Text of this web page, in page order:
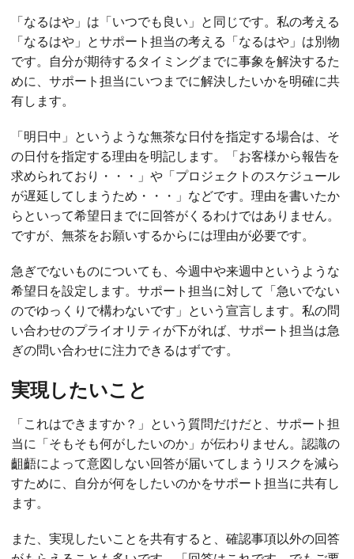
「なるはや」は「いつでも良い」と同じです。私の考える
「なるはや」とサポート担当の考える「なるはや」は別物
です。自分が期待するタイミングまでに事象を解決するた
めに、サポート担当にいつまでに解決したいかを明確に共
有します。
「明日中」というような無茶な日付を指定する場合は、そ
の日付を指定する理由を明記します。「お客様から報告を
求められており・・・」や「プロジェクトのスケジュール
が遅延してしまうため・・・」などです。理由を書いたか
らといって希望日までに回答がくるわけではありません。
ですが、無茶をお願いするからには理由が必要です。
急ぎでないものについても、今週中や来週中というような
希望日を設定します。サポート担当に対して「急いでない
のでゆっくりで構わないです」という宣言します。私の問
い合わせのプライオリティが下がれば、サポート担当は急
ぎの問い合わせに注力できるはずです。
実現したいこと
「これはできますか？」という質問だけだと、サポート担
当に「そもそも何がしたいのか」が伝わりません。認識の
齟齬によって意図しない回答が届いてしまうリスクを減ら
すために、自分が何をしたいのかをサポート担当に共有し
ます。
また、実現したいことを共有すると、確認事項以外の回答